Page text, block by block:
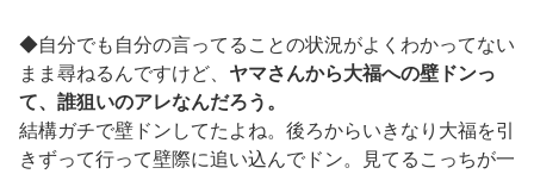
◆自分でも自分の言ってることの状況がよくわかってない
まま尋ねるんですけど、 ヤマさんから大福への壁ドンっ
て、誰狙いのアレなんだろう。
結構ガチで壁ドンしてたよね。後ろからいきなり大福を引
きずって行って壁際に追い込んでドン。見てるこっちが一